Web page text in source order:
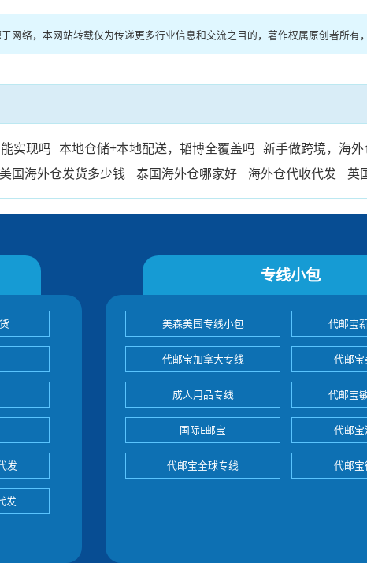
络，本网站转载仅为传递更多行业信息和交流之目的，著作权属原创者所有
实现吗 本地仓储+本地配送，韬博全覆盖吗 新手做跨境，海
美国海外仓发货多少钱 泰国海外仓哪家好 海外仓代收代发 英
发
发
专线小包
美森美国专线小包 代邮宝
代邮宝加拿大专线 代邮
成人用品专线 代邮宝
国际E邮宝 代邮
代邮宝全球专线 代邮